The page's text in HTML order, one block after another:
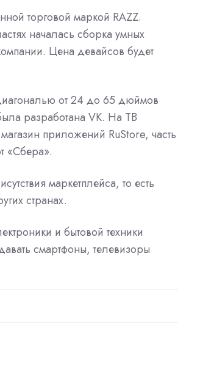
торговой маркой RAZZ.
началась сборка умных
Цена девайсов будет
от 24 до 65 дюймов
разработана VK. На ТВ
приложений RuStore, часть
«Сбера».
маркетплейса, то есть
странах.
и бытовой техники
смартфоны, телевизоры